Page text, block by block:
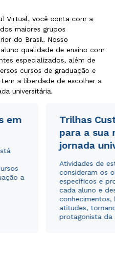
Virtual, você conta com a
maiores grupos
do Brasil. Nosso
qualidade de ensino com
especializados, além de
cursos de graduação e
a liberdade de escolher a
universitária.
em
a
Trilhas
para a sua
jornada
Atividades de
consideram os
específicos e
cada aluno e
conhecimentos,
atitudes,
protagonista da